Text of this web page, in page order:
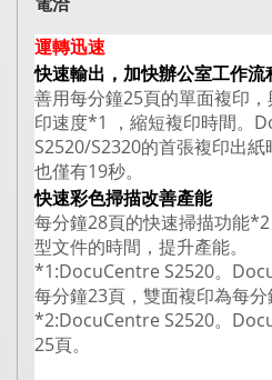
電洽
運轉迅速
快速輸出，加快辦公室工作流
善用每分鐘25頁的單面複印
印速度*1 ，縮短複印時間。
S2520/S2320的首張複印出
也僅有19秒。
快速彩色掃描改善產能
每分鐘28頁的快速掃描功能
型文件的時間，提升產能。
*1:DocuCentre S2520。
每分鐘23頁，雙面複印為每分
*2:DocuCentre S2520。
25頁。